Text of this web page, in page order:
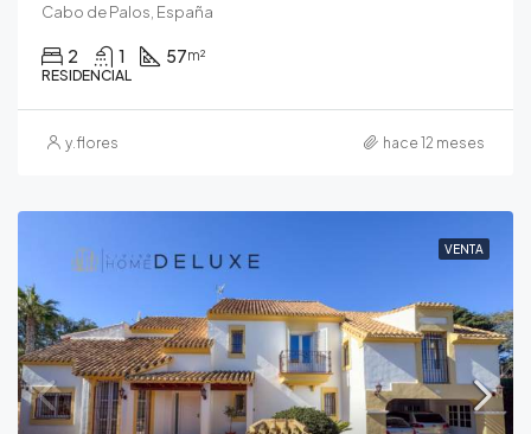
Cabo de Palos, España
2 1 57m²
RESIDENCIAL
y.flores hace 12 meses
VENTA